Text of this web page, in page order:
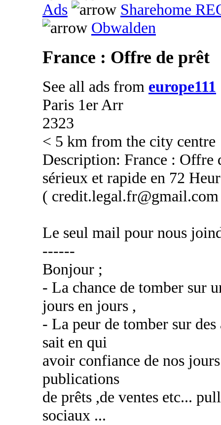
Ads
Sharehome
Obwalden
France : Offre de prêt
See all ads from europe111
Paris 1er Arr
2323
< 5 km from the city centre
Description: France : Offre
sérieux et rapide en 72
(
Le seul mail pour nous
------
Bonjour ;
- La chance de tomber sur
jours en jours ,
- La peur de tomber sur
sait en qui
avoir confiance de nos
publications
de prêts ,de ventes etc...
sociaux ...